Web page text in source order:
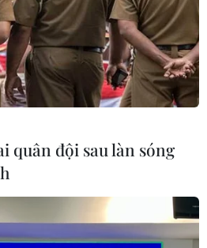
mới cho
tăng mạnh
quân đội sau làn sóng